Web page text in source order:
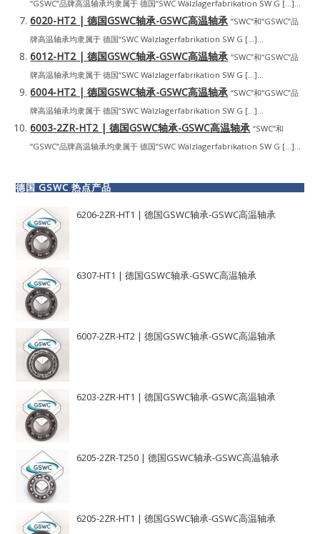
“GSWC”品牌高温轴承均隶属于 德国“SWC Wälzlagerfabrikation SW G […]...
6020-HT2 | 德国GSWC轴承-GSWC高温轴承 “SWC”和“GSWC”品
牌高温轴承均隶属于 德国“SWC Wälzlagerfabrikation SW G […]...
6012-HT2 | 德国GSWC轴承-GSWC高温轴承 “SWC”和“GSWC”品
牌高温轴承均隶属于 德国“SWC Wälzlagerfabrikation SW G […]...
6004-HT2 | 德国GSWC轴承-GSWC高温轴承 “SWC”和“GSWC”品
牌高温轴承均隶属于 德国“SWC Wälzlagerfabrikation SW G […]...
6003-2ZR-HT2 | 德国GSWC轴承-GSWC高温轴承 “SWC”和
“GSWC”品牌高温轴承均隶属于 德国“SWC Wälzlagerfabrikation SW G […]...
德国 GSWC 热点产品
6206-2ZR-HT1 | 德国GSWC轴承-GSWC高温轴承
6307-HT1 | 德国GSWC轴承-GSWC高温轴承
6007-2ZR-HT2 | 德国GSWC轴承-GSWC高温轴承
6203-2ZR-HT1 | 德国GSWC轴承-GSWC高温轴承
6205-2ZR-T250 | 德国GSWC轴承-GSWC高温轴承
6205-2ZR-HT1 | 德国GSWC轴承-GSWC高温轴承